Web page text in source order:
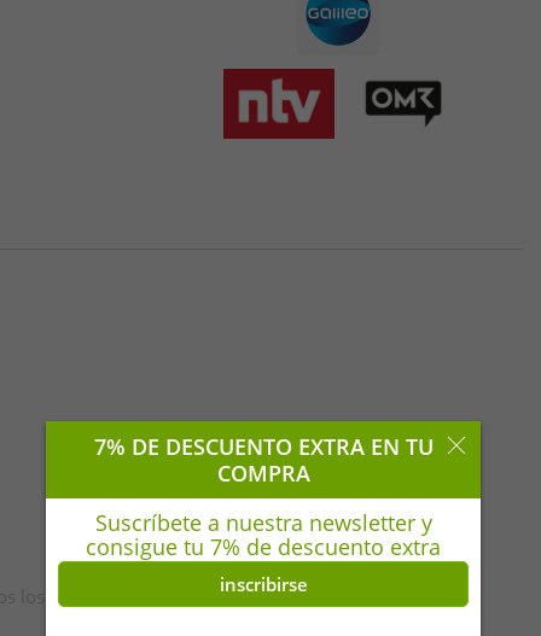
derechos reservados. | **Lunes-Viernes | *(ALE)
7% DE DESCUENTO EXTRA EN TU
COMPRA
Suscríbete a nuestra newsletter y
consigue tu 7% de descuento extra
inscribirse